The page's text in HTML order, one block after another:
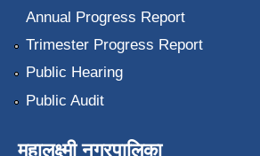
Annual Progress Report
Trimester Progress Report
Public Hearing
Public Audit
महालक्ष्मी नगरपालिका